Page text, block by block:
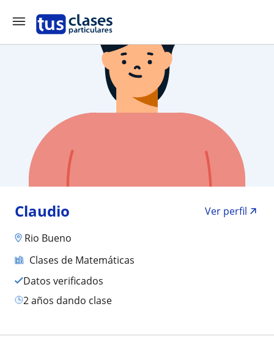
Claudio
Ver perfil
Rio Bueno
Clases de Matemáticas
Datos verificados
2 años dando clase